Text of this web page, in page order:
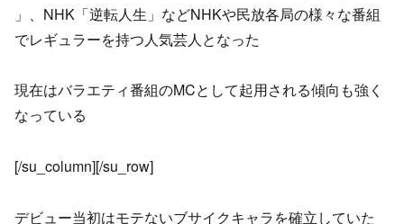
」、NHK「逆転人生」などNHKや民放各局の様々な番組
でレギュラーを持つ人気芸人となった
現在はバラエティ番組のMCとして起用される傾向も強く
なっている
[/su_column][/su_row]
デビュー当初はモテないブサイクキャラを確立していた